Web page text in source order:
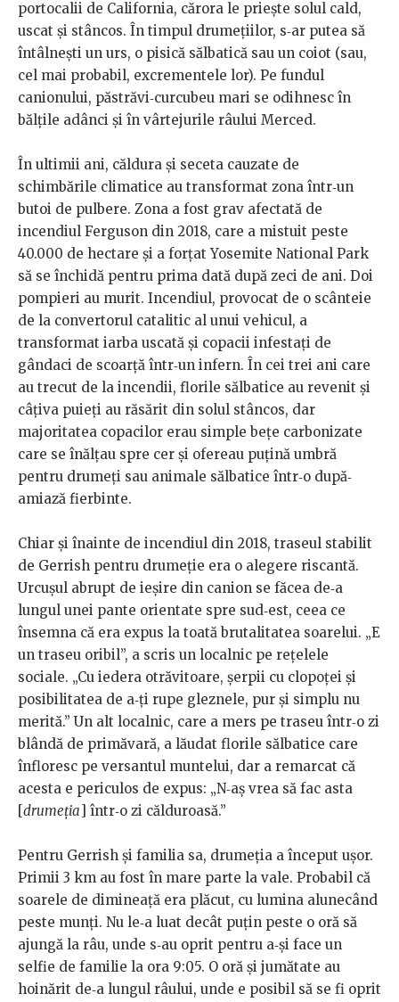
portocalii de California, cărora le prieşte solul cald,
uscat şi stâncos. În timpul drumeţiilor, s‐ar putea să
întâlneşti un urs, o pisică sălbatică sau un coiot (sau,
cel mai probabil, excrementele lor). Pe fundul
canionului, păstrăvi‐curcubeu mari se odihnesc în
bălţile adânci şi în vârtejurile râului Merced.
În ultimii ani, căldura şi seceta cauzate de
schimbările climatice au transformat zona într‐un
butoi de pulbere. Zona a fost grav afectată de
incendiul Ferguson din 2018, care a mistuit peste
40.000 de hectare şi a forţat Yosemite National Park
să se închidă pentru prima dată după zeci de ani. Doi
pompieri au murit. Incendiul, provocat de o scânteie
de la convertorul catalitic al unui vehicul, a
transformat iarba uscată şi copacii infestaţi de
gândaci de scoarţă într‐un infern. În cei trei ani care
au trecut de la incendii, florile sălbatice au revenit şi
câţiva puieţi au răsărit din solul stâncos, dar
majoritatea copacilor erau simple beţe carbonizate
care se înălţau spre cer şi ofereau puţină umbră
pentru drumeţi sau animale sălbatice într‐o după‐
amiază fierbinte.
Chiar şi înainte de incendiul din 2018, traseul stabilit
de Gerrish pentru drumeţie era o alegere riscantă.
Urcuşul abrupt de ieşire din canion se făcea de‐a
lungul unei pante orientate spre sud‐est, ceea ce
însemna că era expus la toată brutalitatea soarelui. „E
un traseu oribil”, a scris un localnic pe reţelele
sociale. „Cu iedera otrăvitoare, şerpii cu clopoţei şi
posibilitatea de a‐ţi rupe gleznele, pur şi simplu nu
merită.” Un alt localnic, care a mers pe traseu într‐o zi
blândă de primăvară, a lăudat florile sălbatice care
înfloresc pe versantul muntelui, dar a remarcat că
acesta e periculos de expus: „N‐aş vrea să fac asta
drumeția ] într‐o zi călduroasă.”
Pentru Gerrish şi familia sa, drumeţia a început uşor.
Primii 3 km au fost în mare parte la vale. Probabil că
soarele de dimineaţă era plăcut, cu lumina alunecând
peste munţi. Nu le‐a luat decât puţin peste o oră să
ajungă la râu, unde s‐au oprit pentru a‐şi face un
selfie de familie la ora 9:05. O oră şi jumătate au
hoinărit de‐a lungul râului, unde e posibil să se fi oprit